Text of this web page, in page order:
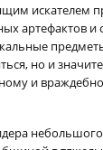
искателем
артефактов и
но и
и